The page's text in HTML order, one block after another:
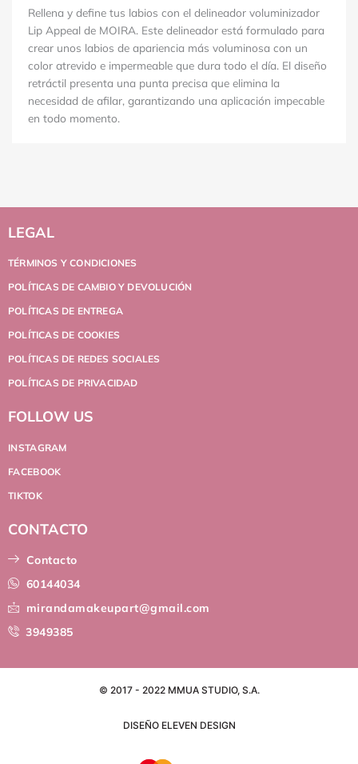
Rellena y define tus labios con el delineador voluminizador
Lip Appeal de MOIRA. Este delineador está formulado para
crear unos labios de apariencia más voluminosa con un
color atrevido e impermeable que dura todo el día. El diseño
retráctil presenta una punta precisa que elimina la
necesidad de afilar, garantizando una aplicación impecable
en todo momento.
LEGAL
TÉRMINOS Y CONDICIONES
POLÍTICAS DE CAMBIO Y DEVOLUCIÓN
POLÍTICAS DE ENTREGA
POLÍTICAS DE COOKIES
POLÍTICAS DE REDES SOCIALES
POLÍTICAS DE PRIVACIDAD
FOLLOW US
INSTAGRAM
FACEBOOK
TIKTOK
CONTACTO
Contacto
60144034
mirandamakeupart@gmail.com
3949385
© 2017 - 2022 MMUA STUDIO, S.A.
DISEÑO ELEVEN DESIGN